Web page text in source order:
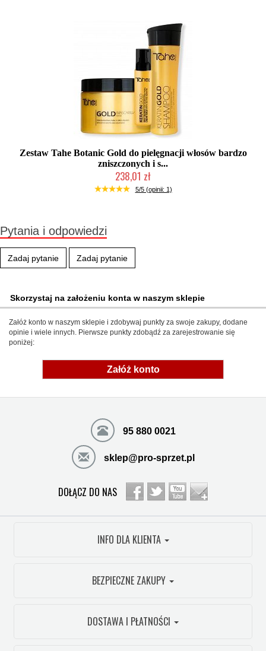
Zestaw Tahe Botanic Gold do pielęgnacji włosów bardzo
zniszczonych i s...
238,01 zł
Duża ilość (wysyłka w 24h)
5/5 (opinii: 1)
Pytania i odpowiedzi
Zadaj pytanie Zadaj pytanie
Skorzystaj na założeniu konta w naszym sklepie
Załóż konto w naszym sklepie i zdobywaj punkty za swoje zakupy, dodane
opinie i wiele innych. Pierwsze punkty zdobądź za zarejestrowanie się
poniżej:
Załóż konto
95 880 0021
sklep@pro-sprzet.pl
DOŁĄCZ DO NAS
INFO DLA KLIENTA
BEZPIECZNE ZAKUPY
DOSTAWA I PŁATNOŚCI